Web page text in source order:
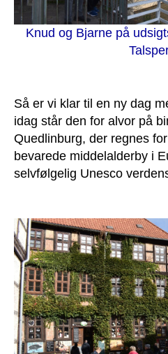
Knud og Bjarne på
Så er vi klar til en ny dag
idag står den for alvor på
Quedlinburg, der regnes
bevarede middelalderby i
selvfølgelig Unesco